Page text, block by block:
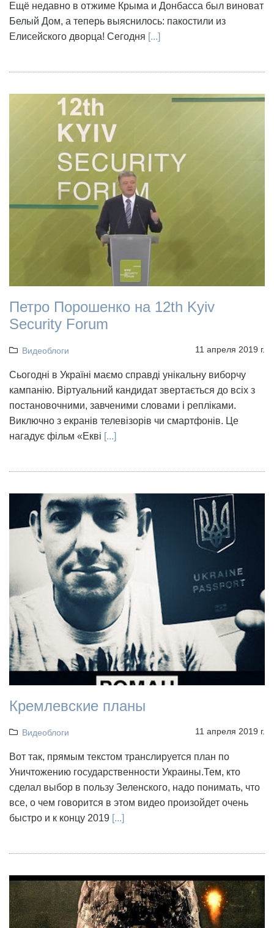
Ещё недавно в отжиме Крыма и Донбасса был виноват
Белый Дом, а теперь выяснилось: пакостили из
Елисейского дворца! Сегодня [...]
Петро Порошенко на 12th Kyiv
Security Forum
Видеоблоги 11 апреля 2019 г.
Cьогодні в Україні маємо справді унікальну виборчу
кампанію. Віртуальний кандидат звертається до всіх з
постановочними, завченими словами і репліками.
Виключно з екранів телевізорів чи смартфонів. Це
нагадує фільм «Екві [...]
Кремлевские планы
Видеоблоги 11 апреля 2019 г.
Вот так, прямым текстом транслируется план по
Уничтожению государственности Украины.Тем, кто
сделал выбор в пользу Зеленского, надо понимать, что
все, о чем говорится в этом видео произойдет очень
быстро и к концу 2019 [...]